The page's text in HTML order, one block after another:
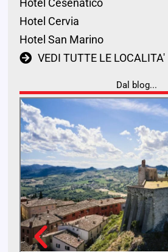
Hotel Cesenatico
Hotel Cervia
Hotel San Marino
VEDI TUTTE LE LOCALITA'
Dal blog...